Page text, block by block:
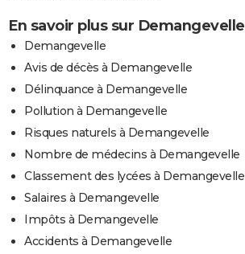
En savoir plus sur Demangevelle
Demangevelle
Avis de décès à Demangevelle
Délinquance à Demangevelle
Pollution à Demangevelle
Risques naturels à Demangevelle
Nombre de médecins à Demangevelle
Classement des lycées à Demangevelle
Salaires à Demangevelle
Impôts à Demangevelle
Accidents à Demangevelle